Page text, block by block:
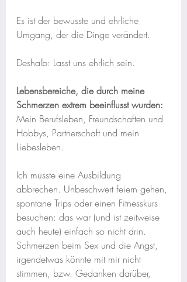
Es ist der bewusste und ehrliche
Umgang, der die Dinge verändert.
Deshalb: Lasst uns ehrlich sein.
Lebensbereiche, die durch meine
Schmerzen extrem beeinflusst wurden:
Mein Berufsleben, Freundschaften und
Hobbys, Partnerschaft und mein
Liebesleben.
Ich musste eine Ausbildung
abbrechen. Unbeschwert feiern gehen,
spontane Trips oder einen Fitnesskurs
besuchen: das war (und ist zeitweise
auch heute) einfach so nicht drin.
Schmerzen beim Sex und die Angst,
irgendetwas könnte mit mir nicht
stimmen, bzw. Gedanken darüber,